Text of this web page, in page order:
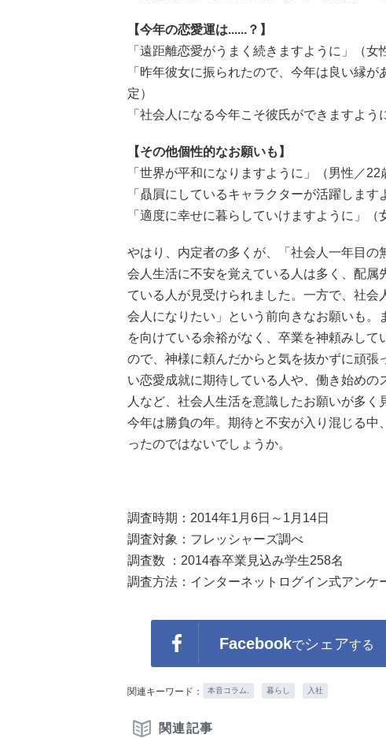
【今年の恋愛運は......？】
「遠距離恋愛がうまく続きますように」（女
「昨年彼女に振られたので、今年は良い縁
定）
「社会人になる今年こそ彼氏ができますよう
【その他個性的なお願いも】
「世界が平和になりますように」（男性／22
「贔屓にしているキャラクターが活躍しま
「適度に幸せに暮らしていけますように」
やはり、内定者の多くが、「社会人一年目
会人生活に不安を覚えている人は多く、配
ている人が見受けられました。一方で、社
会人になりたい」という前向きなお願いも。
を向けている余裕がなく、卒業を神頼みし
ので、神様に頼んだからと気を抜かずに頑
い恋愛成就に期待している人や、働き始め
人など、社会人生活を意識したお願いが多
今年は勝負の年。期待と不安が入り混じる
ったのではないでしょうか。
調査時期：2014年1月6日～1月14日
調査対象：フレッシャーズ調べ
調査数 ：2014春卒業見込み学生258名
調査方法：インターネットログイン式アンケ
Facebookでシェアする
関連キーワード： 本音コラム. 暮らし 入社
関連記事